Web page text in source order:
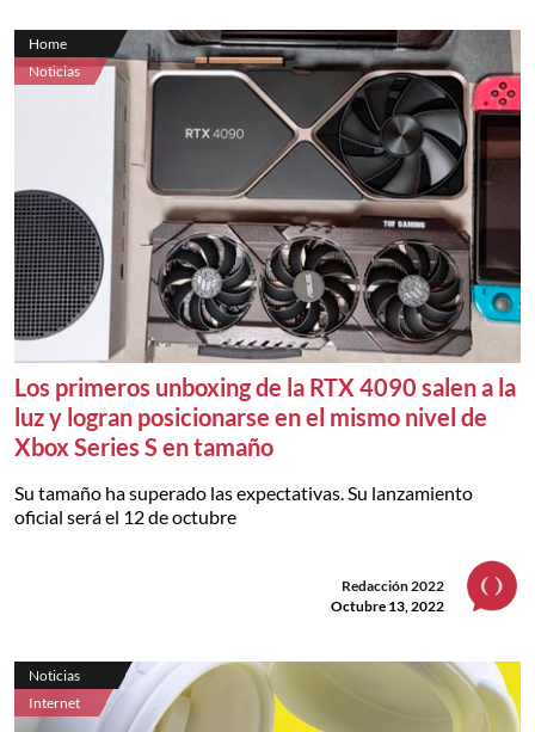
Home
Noticias
Los primeros unboxing de la RTX 4090 salen a la
luz y logran posicionarse en el mismo nivel de
Xbox Series S en tamaño
Su tamaño ha superado las expectativas. Su lanzamiento
oficial será el 12 de octubre
Redacción 2022
Octubre 13, 2022
Noticias
Internet